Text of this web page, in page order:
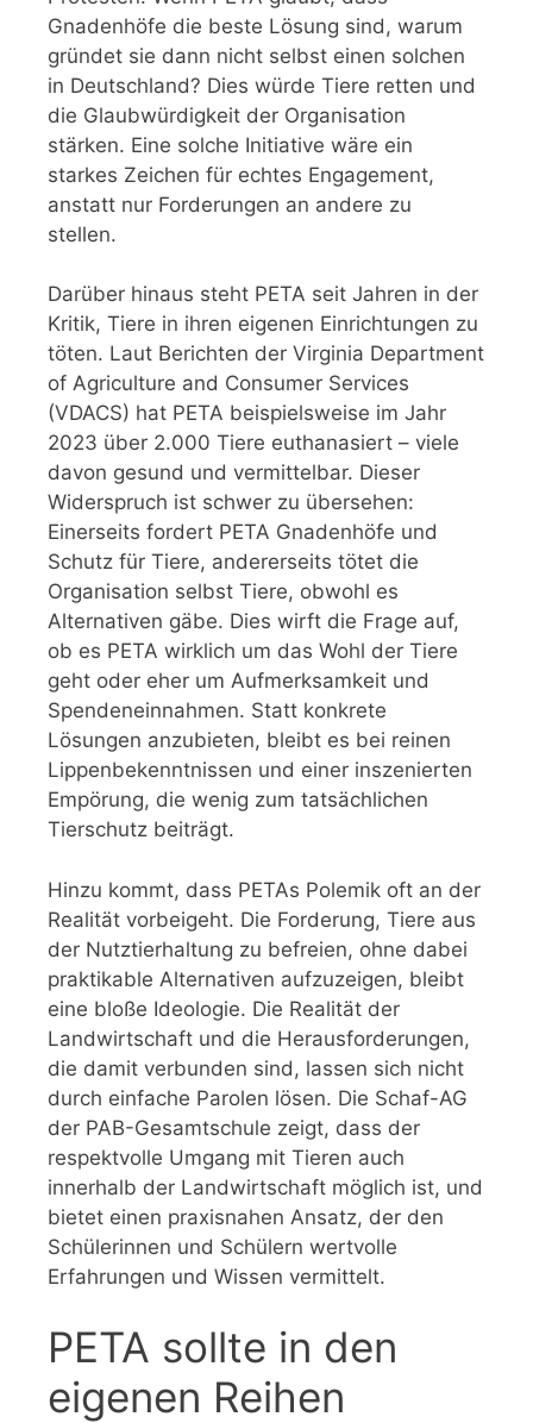
Gnadenhöfe die beste Lösung sind, warum
gründet sie dann nicht selbst einen solchen
in Deutschland? Dies würde Tiere retten und
die Glaubwürdigkeit der Organisation
stärken. Eine solche Initiative wäre ein
starkes Zeichen für echtes Engagement,
anstatt nur Forderungen an andere zu
stellen.
Darüber hinaus steht PETA seit Jahren in der
Kritik, Tiere in ihren eigenen Einrichtungen zu
töten. Laut Berichten der Virginia Department
of Agriculture and Consumer Services
(VDACS) hat PETA beispielsweise im Jahr
2023 über 2.000 Tiere euthanasiert – viele
davon gesund und vermittelbar. Dieser
Widerspruch ist schwer zu übersehen:
Einerseits fordert PETA Gnadenhöfe und
Schutz für Tiere, andererseits tötet die
Organisation selbst Tiere, obwohl es
Alternativen gäbe. Dies wirft die Frage auf,
ob es PETA wirklich um das Wohl der Tiere
geht oder eher um Aufmerksamkeit und
Spendeneinnahmen. Statt konkrete
Lösungen anzubieten, bleibt es bei reinen
Lippenbekenntnissen und einer inszenierten
Empörung, die wenig zum tatsächlichen
Tierschutz beiträgt.
Hinzu kommt, dass PETAs Polemik oft an der
Realität vorbeigeht. Die Forderung, Tiere aus
der Nutztierhaltung zu befreien, ohne dabei
praktikable Alternativen aufzuzeigen, bleibt
eine bloße Ideologie. Die Realität der
Landwirtschaft und die Herausforderungen,
die damit verbunden sind, lassen sich nicht
durch einfache Parolen lösen. Die Schaf-AG
der PAB-Gesamtschule zeigt, dass der
respektvolle Umgang mit Tieren auch
innerhalb der Landwirtschaft möglich ist, und
bietet einen praxisnahen Ansatz, der den
Schülerinnen und Schülern wertvolle
Erfahrungen und Wissen vermittelt.
PETA sollte in den
eigenen Reihen